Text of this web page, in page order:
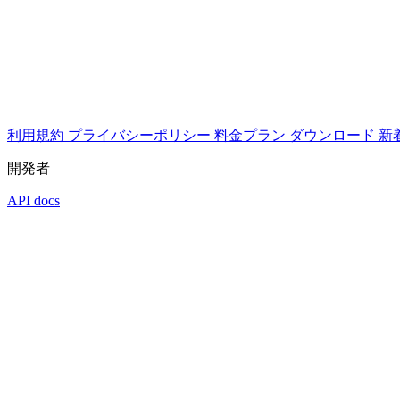
利用規約 プライバシーポリシー 料金プラン ダウンロード 新
開発者
API docs